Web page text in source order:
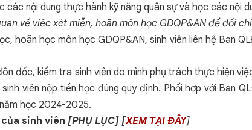
nội dung thực hành kỹ năng quân sự và học các nội
về việc xét miễn, hoãn môn học GDQP&AN để đối
hoãn học môn học GDQP&AN, sinh viên liên hệ Ban
đốc, kiểm tra sinh viên do mình phụ trách thực hiện
viên nộp tiền học đúng quy định. Phối hợp với Ban
học 2024-2025.
sinh viên [PHỤ LỤC] [XEM TẠI ĐÂY]